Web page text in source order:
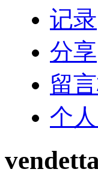
记录
分享
留
个